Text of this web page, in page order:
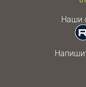
Наши